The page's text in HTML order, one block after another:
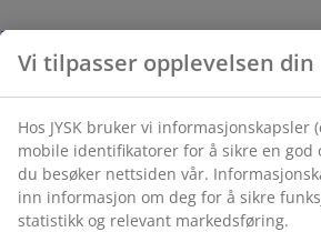
Vi tilpasser opplevelsen din
Hos JYSK bruker vi informasjonskapsler
mobile identifikatorer for å sikre en god
du besøker nettsiden vår.
inn informasjon om deg for å sikre
statistikk og relevant markedsføring.